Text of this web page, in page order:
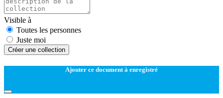
Visible à
Toutes les personnes
Juste moi
Créer une collection
Ajouter ce document à enregistré